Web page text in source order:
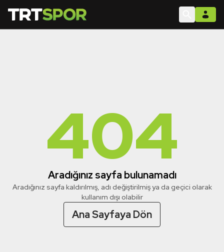
404
Aradığınız sayfa bulunamadı
Aradığınız sayfa kaldırılmış, adı değiştirilmiş ya da geçici olarak
kullanım dışı olabilir
Ana Sayfaya Dön